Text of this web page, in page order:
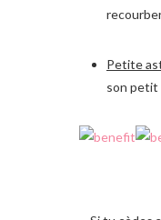
Petite
son petit